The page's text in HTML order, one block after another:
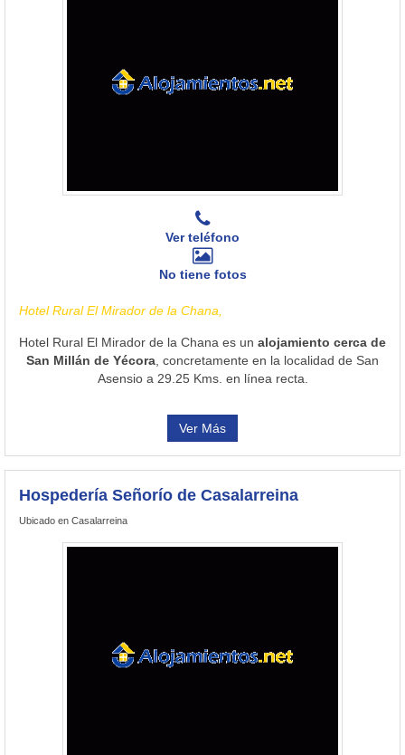
Ver teléfono
No tiene fotos
Hotel Rural El Mirador de la Chana,
Hotel Rural El Mirador de la Chana es un alojamiento cerca de
San Millán de Yécora , concretamente en la localidad de San
Asensio a 29.25 Kms. en línea recta.
Ver Más
Hospedería Señorío de Casalarreina
Ubicado en Casalarreina